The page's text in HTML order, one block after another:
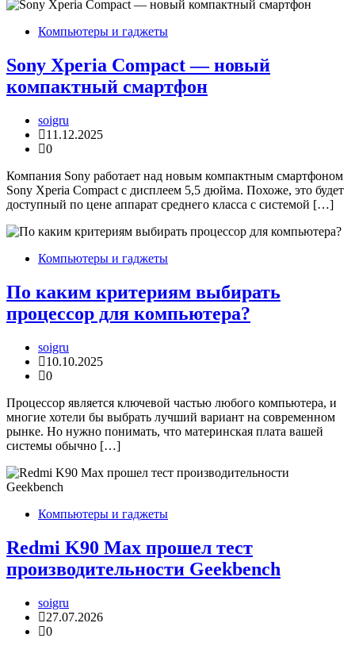
Компьютеры и гаджеты
Sony Xperia Compact — новый
компактный смартфон
soigru
11.12.2025
0
Компания Sony работает над новым компактным смартфоном
Sony Xperia Compact с дисплеем 5,5 дюйма. Похоже, это будет
доступный по цене аппарат среднего класса с системой […]
Компьютеры и гаджеты
По каким критериям выбирать
процессор для компьютера?
soigru
10.10.2025
0
Процессор является ключевой частью любого компьютера, и
многие хотели бы выбрать лучший вариант на современном
рынке. Но нужно понимать, что материнская плата вашей
системы обычно […]
Компьютеры и гаджеты
Redmi K90 Max прошел тест
производительности Geekbench
soigru
27.07.2026
0